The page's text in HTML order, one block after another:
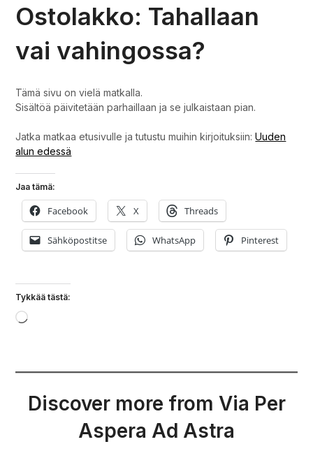
Ostolakko: Tahallaan
vai vahingossa?
Tämä sivu on vielä matkalla.
Sisältöä päivitetään parhaillaan ja se julkaistaan pian.
Jatka matkaa etusivulle ja tutustu muihin kirjoituksiin:Uuden
alun edessä
Jaa tämä:
Facebook X Threads
Sähköpostitse WhatsApp Pinterest
Tykkää tästä:
Loading…
Discover more from Via Per
Aspera Ad Astra